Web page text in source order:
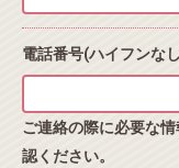
電話番号(ハイフンな
ご連絡の際に必要な
認ください。